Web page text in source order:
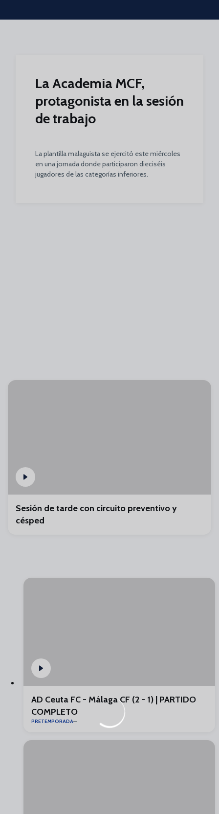
Skip to main content
La Academia MCF,
protagonista en la sesión
de trabajo
La plantilla malaguista se ejercitó este miércoles
en una jornada donde participaron dieciséis
jugadores de las categorías inferiores.
Sesión de tarde con circuito preventivo y
césped
AD Ceuta FC - Málaga CF (2 - 1) | PARTIDO
COMPLETO
PRETEMPORADA